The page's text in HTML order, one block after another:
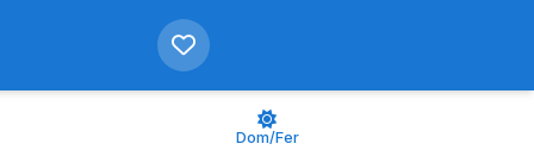
Dom/Fer